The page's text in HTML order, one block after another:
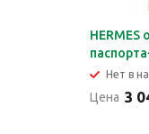
Нет в
Цена 3